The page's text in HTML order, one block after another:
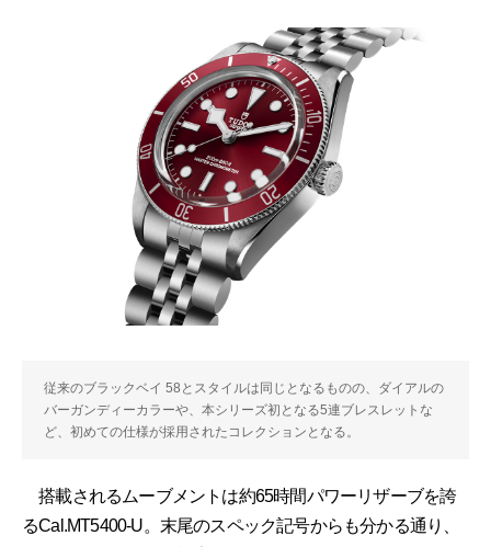
従来のブラックベイ 58とスタイルは同じとなるものの、ダイアルの
バーガンディーカラーや、本シリーズ初となる5連ブレスレットな
ど、初めての仕様が採用されたコレクションとなる。
搭載されるムーブメントは約65時間パワーリザーブを誇
るCal.MT5400-U。末尾のスペック記号からも分かる通り、